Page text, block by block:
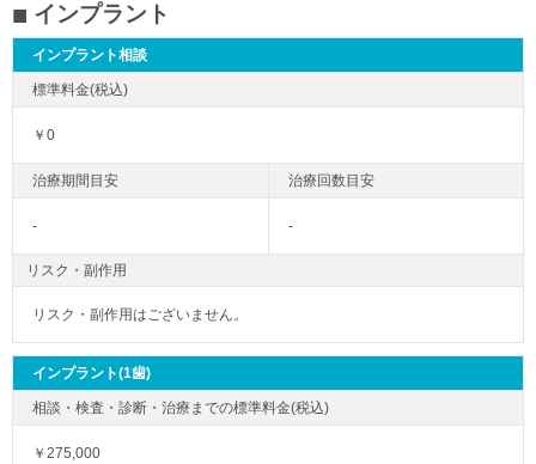
インプラント
インプラント相談
￥0
- -
リスク・副作用
リスク・副作用はございません。
インプラント(1歯)
￥275,000